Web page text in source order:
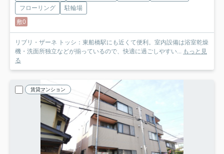
フローリング
駐輪場
敷0
リブリ・ザーネ トッシ：東船橋駅にも近くて便利。室内設備は浴室乾燥
機・洗面所独立などが揃っているので、快適に過ごしやすい... もっと見
る
賃貸マンション